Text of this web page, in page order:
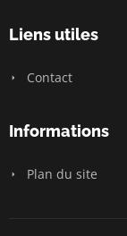
Liens utiles
Contact
Informations
Plan du site